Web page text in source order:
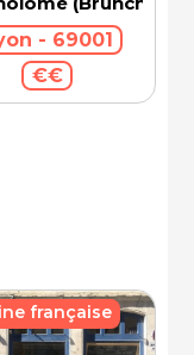
- 69001
€€
française